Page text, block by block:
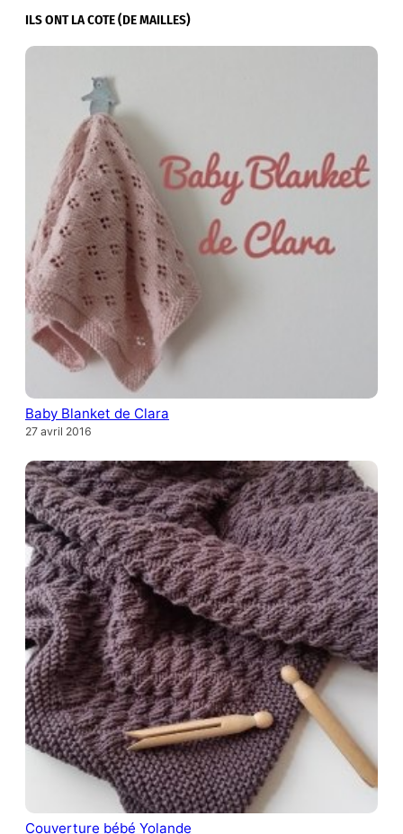
ILS ONT LA COTE (DE MAILLES)
Baby Blanket de Clara
27 avril 2016
Couverture bébé Yolande